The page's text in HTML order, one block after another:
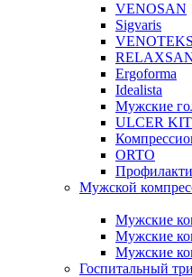
VENOSAN
Sigvaris
VENOTEKS
Ergoforma
Idealista
Мужские
ULCER KIT
ORTO
Мужской
Мужские
Мужские
Мужские
Госпитальный